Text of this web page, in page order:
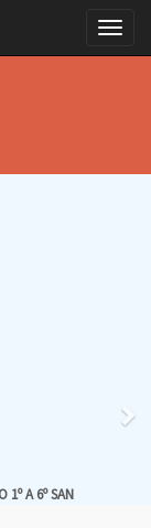
A 6º SAN